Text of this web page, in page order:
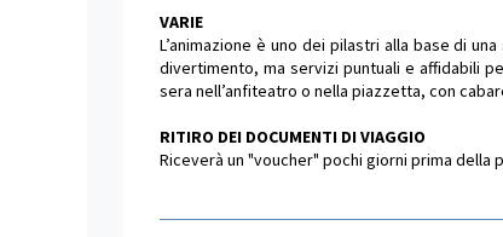
VARIE
L’animazione è uno dei pilastri alla base di
divertimento, ma servizi puntuali e affidabili
sera nell’anfiteatro o nella piazzetta, con
RITIRO DEI DOCUMENTI DI VIAGGIO
Riceverà un "voucher" pochi giorni prima